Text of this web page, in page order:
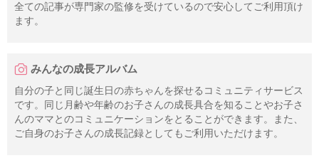
全ての記事が専門家の監修を受けているので安心してご利用頂け
ます。
みんなの成長アルバム
自分の子と同じ誕生日の赤ちゃんを探せるコミュニティサービス
です。同じ月齢や年齢のお子さんの成長具合を知ることやお子さ
んのママとのコミュニケーションをとることができます。また、
ご自身のお子さんの成長記録としてもご利用いただけます。